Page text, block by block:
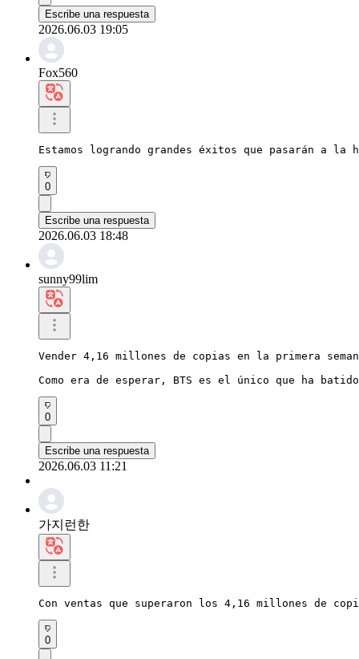
Escribe una respuesta
2026.06.03 19:05
Fox560
Estamos logrando grandes éxitos que pasarán a
0
Escribe una respuesta
2026.06.03 18:48
sunny99lim
Vender 4,16 millones de copias en la primera
Como era de esperar, BTS es el único que ha
0
Escribe una respuesta
2026.06.03 11:21
가지런한
Con ventas que superaron los 4,16 millones de
0